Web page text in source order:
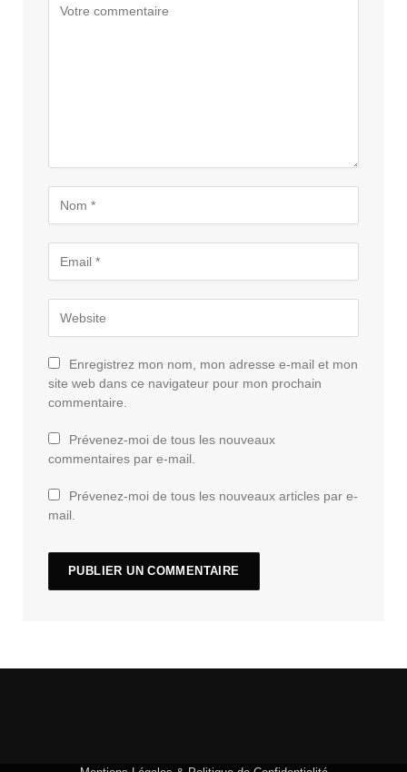
Enregistrez mon nom, mon adresse e-mail et mon
site web dans ce navigateur pour mon prochain
commentaire.
Prévenez-moi de tous les nouveaux
commentaires par e-mail.
Prévenez-moi de tous les nouveaux articles par e-
mail.